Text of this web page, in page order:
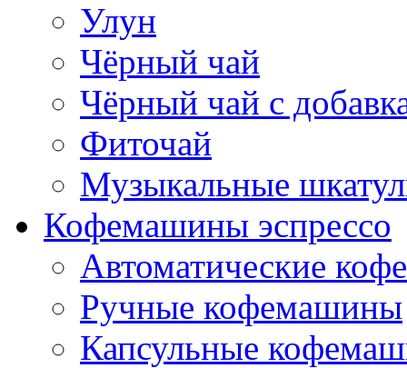
Улун
Чёрный чай
Чёрный чай с
Фиточай
Музыкальные
Кофемашины эспрессо
Автоматические
Ручные кофемашины
Капсульные